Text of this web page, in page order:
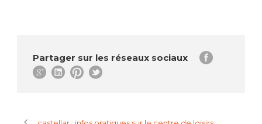
Partager sur les réseaux sociaux